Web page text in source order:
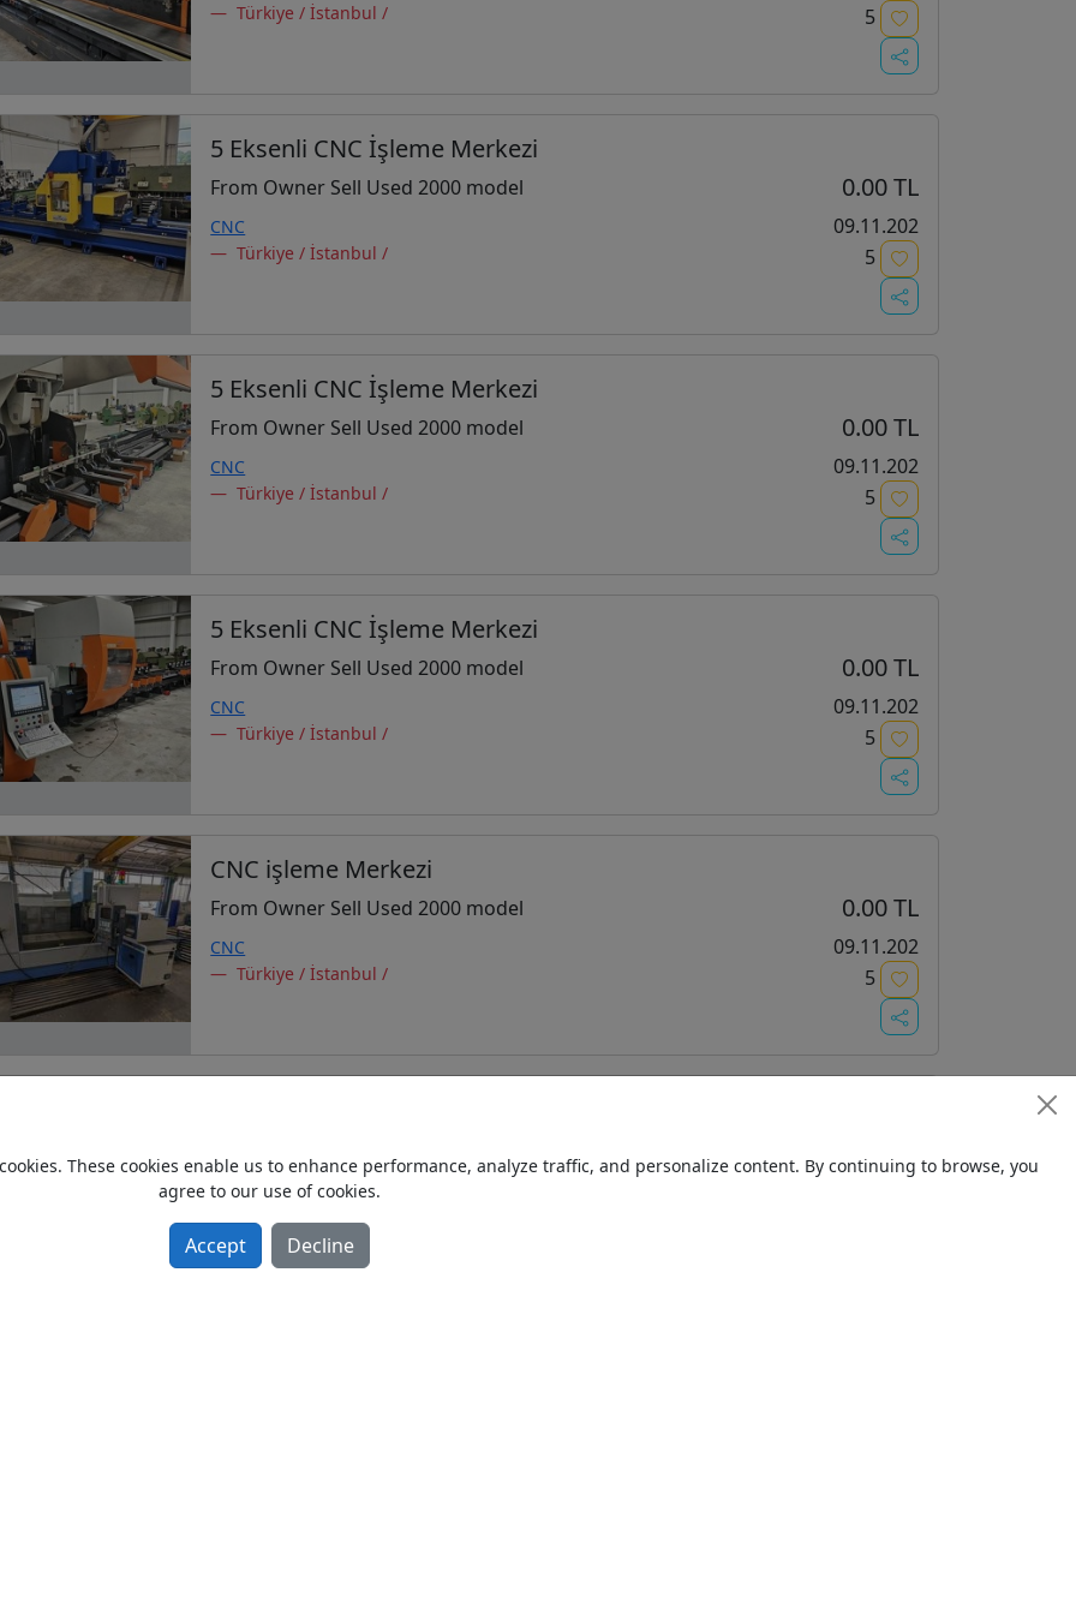
Türkiye / İstanbul /
5
5 Eksenli CNC İşleme Merkezi
From Owner Sell Used 2000 model 0.00 TL
CNC
Türkiye / İstanbul /
09.11.202
5
5 Eksenli CNC İşleme Merkezi
From Owner Sell Used 2000 model 0.00 TL
CNC
Türkiye / İstanbul /
09.11.202
5
5 Eksenli CNC İşleme Merkezi
From Owner Sell Used 2000 model 0.00 TL
CNC
Türkiye / İstanbul /
09.11.202
5
CNC işleme Merkezi
From Owner Sell Used 2000 model 0.00 TL
CNC
Türkiye / İstanbul /
09.11.202
5
Torna
These cookies enable us to enhance performance, analyze traffic, and personalize content. By continuing to browse, you
agree to our use of cookies.
Accept Decline